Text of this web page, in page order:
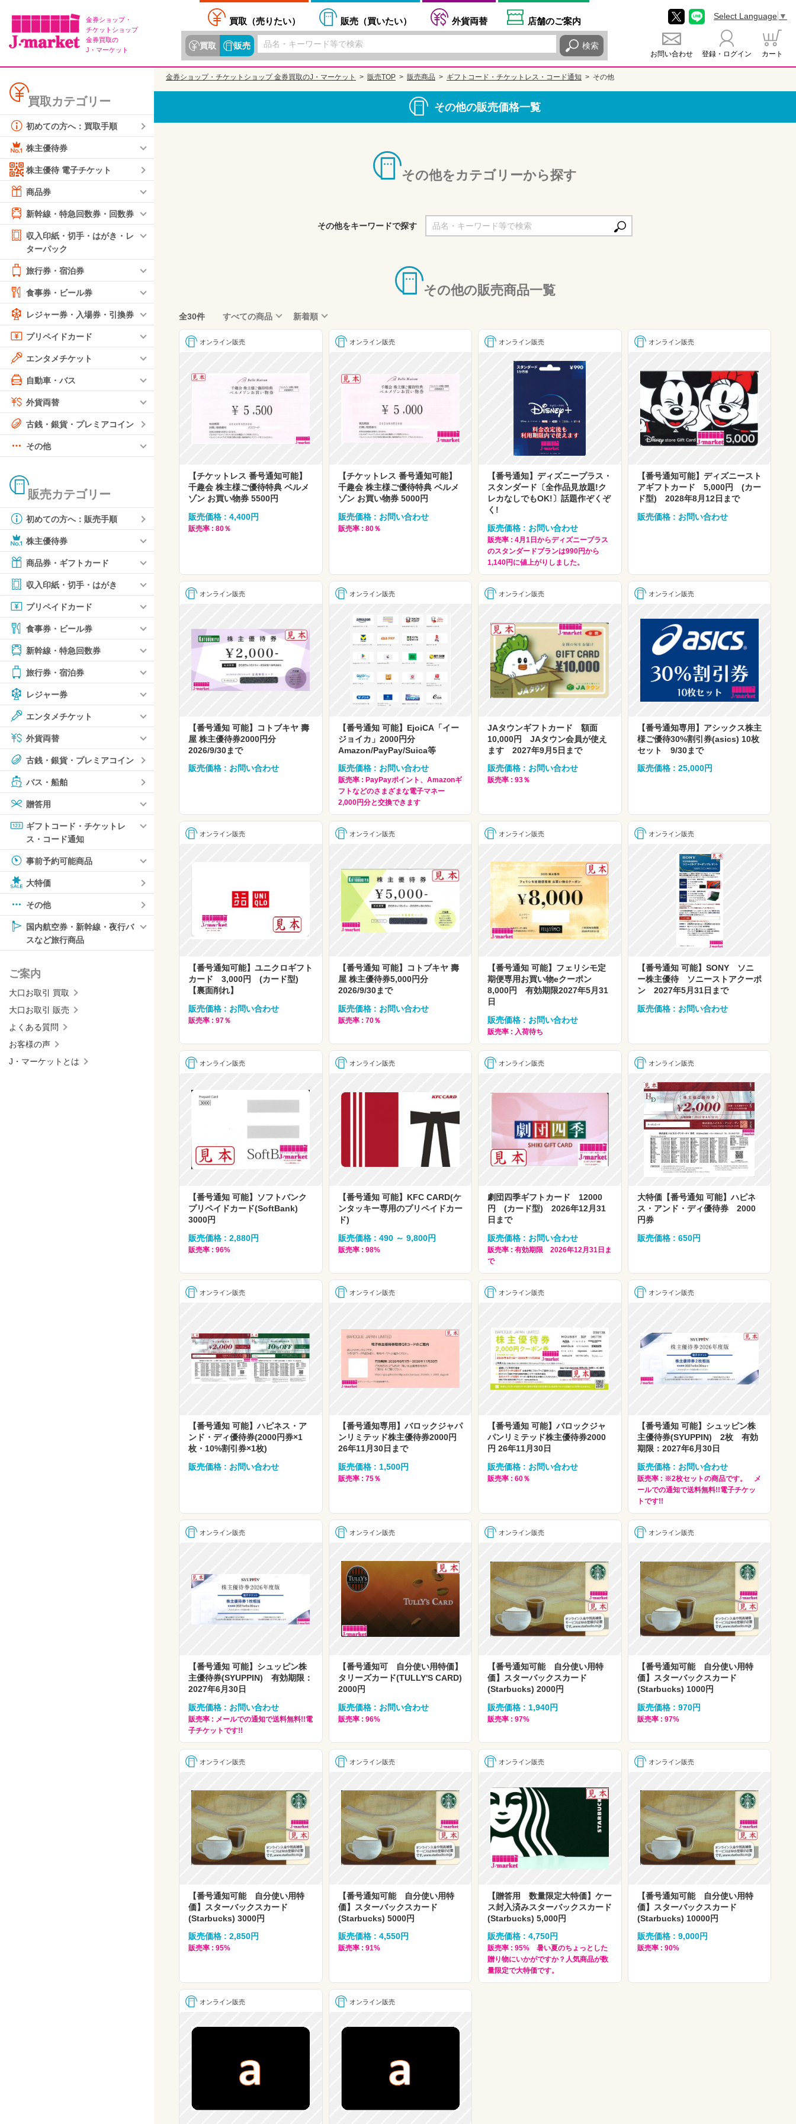
金券ショップ・
チケットショップ
金券買取の
J・マーケット
買取（売りたい） 販売（買いたい） 外貨両替 店舗のご案内
買取 販売 検索
お問い合わせ 登録・ログイン カート
Select Language ▼
買取カテゴリー
初めての方へ：買取手順
株主優待券
株主優待 電子チケット
商品券
新幹線・特急回数券・回数券
収入印紙・切手・はがき・レ
ターパック
旅行券・宿泊券
食事券・ビール券
レジャー券・入場券・引換券
プリペイドカード
エンタメチケット
自動車・バス
外貨両替
古銭・銀貨・プレミアコイン
その他
販売カテゴリー
初めての方へ：販売手順
株主優待券
商品券・ギフトカード
収入印紙・切手・はがき
プリペイドカード
食事券・ビール券
新幹線・特急回数券
旅行券・宿泊券
レジャー券
エンタメチケット
外貨両替
古銭・銀貨・プレミアコイン
バス・船舶
贈答用
ギフトコード・チケットレ
ス・コード通知
事前予約可能商品
大特価
その他
国内航空券・新幹線・夜行バ
スなど旅行商品
ご案内
大口お取引 買取
大口お取引 販売
よくある質問
お客様の声
J・マーケットとは
金券ショップ・チケットショップ 金券買取のJ・マーケット 販売TOP 販売商品 ギフトコード・チケットレス・コード通知 その他
その他の販売価格一覧
その他をカテゴリーから探す
その他をキーワードで探す
その他の販売商品一覧
全30件 すべての商品 新着順
オンライン販売
【チケットレス 番号通知可能】
千趣会 株主様ご優待特典 ベルメ
ゾン お買い物券 5500円
販売価格 : 4,400円
販売率 : 80％
オンライン販売
【チケットレス 番号通知可能】
千趣会 株主様ご優待特典 ベルメ
ゾン お買い物券 5000円
販売価格 : お問い合わせ
販売率 : 80％
オンライン販売
【番号通知】ディズニープラス・
スタンダード〔全作品見放題!ク
レカなしでもOK!〕話題作ぞくぞ
く!
販売価格 : お問い合わせ
販売率 : 4月1日からディズニープラス
のスタンダードプランは990円から
1,140円に値上がりしました。
オンライン販売
【番号通知可能】ディズニースト
アギフトカード 5,000円 (カー
ド型) 2028年8月12日まで
販売価格 : お問い合わせ
オンライン販売
【番号通知 可能】コトブキヤ 壽
屋 株主優待券2000円分
2026/9/30まで
販売価格 : お問い合わせ
オンライン販売
【番号通知 可能】EjoiCA「イー
ジョイカ」2000円分
Amazon/PayPay/Suica等
販売価格 : お問い合わせ
販売率 : PayPayポイント、Amazonギ
フトなどのさまざまな電子マネー
2,000円分と交換できます
オンライン販売
JAタウンギフトカード 額面
10,000円 JAタウン会員が使え
ます 2027年9月5日まで
販売価格 : お問い合わせ
販売率 : 93％
オンライン販売
【番号通知専用】アシックス株主
様ご優待30%割引券(asics) 10枚
セット 9/30まで
販売価格 : 25,000円
オンライン販売
【番号通知可能】ユニクロギフト
カード 3,000円 (カード型)
【裏面削れ】
販売価格 : お問い合わせ
販売率 : 97％
オンライン販売
【番号通知 可能】コトブキヤ 壽
屋 株主優待券5,000円分
2026/9/30まで
販売価格 : お問い合わせ
販売率 : 70％
オンライン販売
【番号通知 可能】フェリシモ定
期便専用お買い物eクーポン
8,000円 有効期限2027年5月31
日
販売価格 : お問い合わせ
販売率 : 入荷待ち
オンライン販売
【番号通知 可能】SONY ソニ
ー株主優待 ソニーストアクーポ
ン 2027年5月31日まで
販売価格 : お問い合わせ
オンライン販売
【番号通知 可能】ソフトバンク
プリペイドカード(SoftBank)
3000円
販売価格 : 2,880円
販売率 : 96%
オンライン販売
【番号通知 可能】KFC CARD(ケ
ンタッキー専用のプリペイドカー
ド)
販売価格 : 490 ～ 9,800円
販売率 : 98%
オンライン販売
劇団四季ギフトカード 12000
円 (カード型) 2026年12月31
日まで
販売価格 : お問い合わせ
販売率 : 有効期限 2026年12月31日ま
で
オンライン販売
大特価【番号通知 可能】ハピネ
ス・アンド・ディ優待券 2000
円券
販売価格 : 650円
オンライン販売
【番号通知 可能】ハピネス・ア
ンド・ディ優待券(2000円券×1
枚・10%割引券×1枚)
販売価格 : お問い合わせ
オンライン販売
【番号通知専用】バロックジャパ
ンリミテッド株主優待券2000円
26年11月30日まで
販売価格 : 1,500円
販売率 : 75％
オンライン販売
【番号通知 可能】バロックジャ
パンリミテッド株主優待券2000
円 26年11月30日
販売価格 : お問い合わせ
販売率 : 60％
オンライン販売
【番号通知 可能】シュッピン株
主優待券(SYUPPIN) 2枚 有効
期限：2027年6月30日
販売価格 : お問い合わせ
販売率 : ※2枚セットの商品です。 メ
ールでの通知で送料無料!!電子チケッ
トです!!
オンライン販売
【番号通知 可能】シュッピン株
主優待券(SYUPPIN) 有効期限：
2027年6月30日
販売価格 : お問い合わせ
販売率 : メールでの通知で送料無料!!電
子チケットです!!
オンライン販売
【番号通知可 自分使い用特価】
タリーズカード(TULLY'S CARD)
2000円
販売価格 : お問い合わせ
販売率 : 96%
オンライン販売
【番号通知可能 自分使い用特
価】スターバックスカード
(Starbucks) 2000円
販売価格 : 1,940円
販売率 : 97%
オンライン販売
【番号通知可能 自分使い用特
価】スターバックスカード
(Starbucks) 1000円
販売価格 : 970円
販売率 : 97%
オンライン販売
【番号通知可能 自分使い用特
価】スターバックスカード
(Starbucks) 3000円
販売価格 : 2,850円
販売率 : 95%
オンライン販売
【番号通知可能 自分使い用特
価】スターバックスカード
(Starbucks) 5000円
販売価格 : 4,550円
販売率 : 91%
オンライン販売
【贈答用 数量限定大特価】ケー
ス封入済みスターバックスカード
(Starbucks) 5,000円
販売価格 : 4,750円
販売率 : 95% 暑い夏のちょっとした
贈り物にいかがですか？人気商品が数
量限定で大特価です。
オンライン販売
【番号通知可能 自分使い用特
価】スターバックスカード
(Starbucks) 10000円
販売価格 : 9,000円
販売率 : 90%
オンライン販売 オンライン販売